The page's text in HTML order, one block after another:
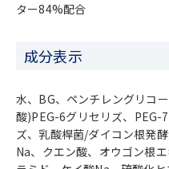
ター84%配合
成分表示
水、BG、ペンチレングリコ
酸)PEG-6グリセリズ、PEG-
ズ、乳酸桿菌/ダイコン根発
Na、クエン酸、オウゴン根